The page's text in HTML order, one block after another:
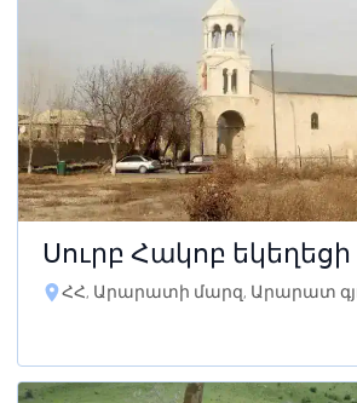
Սուրբ Հակոբ եկեղեցի
ՀՀ, Արարատի մարզ, Արարատ